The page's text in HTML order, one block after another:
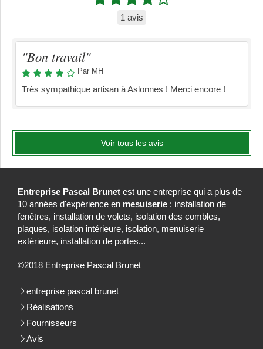
1 avis
"Bon travail"
Par MH
Très sympathique artisan à Aslonnes ! Merci encore !
Voir tous les avis
Entreprise Pascal Brunet est une entreprise qui a plus de
10 années d'expérience en mesuiserie : installation de
fenêtres, installation de volets, isolation des combles,
plaques, isolation intérieure, isolation, menuiserie
extérieure, installation de portes...
©2018 Entreprise Pascal Brunet
entreprise pascal brunet
Réalisations
Fournisseurs
Avis